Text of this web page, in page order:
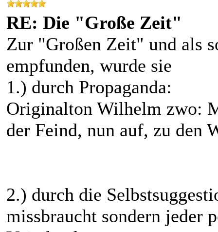
RE: Die "Große Zeit"
Zur "Großen Zeit" und als
empfunden, wurde sie
1.) durch Propaganda:
Originalton Wilhelm zwo:
der Feind, nun auf, zu den
2.) durch die
missbraucht sondern jeder